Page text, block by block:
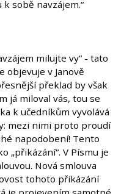
sobě navzájem.“
milujte vy“ - tato
objevuje v Janově
překlad by však
já miloval vás, tou se
k učedníkům vyvolává
mezi nimi proto proudí
napodobení! Tento
„přikázání“. V Písmu je
Nová smlouva
tohoto přikázání